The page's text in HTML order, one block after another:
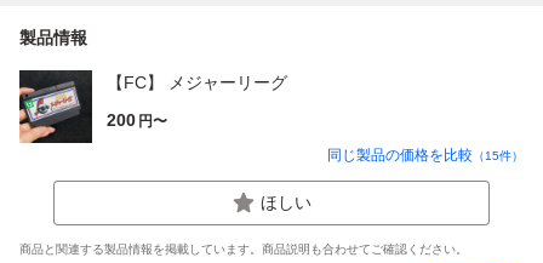
製品情報
【FC】 メジャーリーグ
200 円〜
同じ製品の価格を比較 （15件）
ほしい
商品と関連する製品情報を掲載しています。商品説明も合わせてご確認ください。